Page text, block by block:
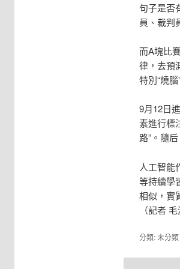
句子是否
員、裁判
而A塊比
律，去預
特別“燒腦
9月12日
素進行標
路”。隨
人工智能
等持續學
相似，實
（記者
分類: 未分